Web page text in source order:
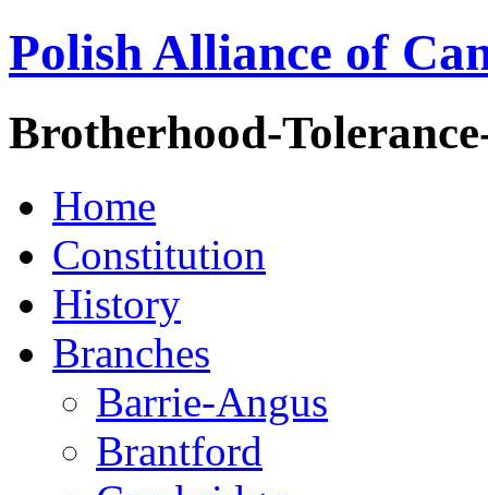
Polish Alliance of
Brotherhood-
Home
Constitution
History
Branches
Barrie-Angus
Brantford